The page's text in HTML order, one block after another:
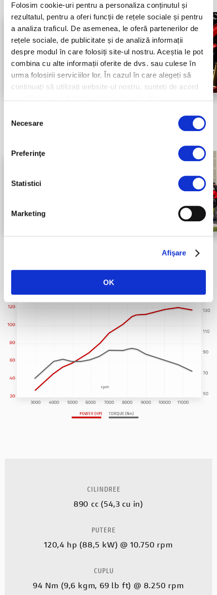
Folosim cookie-uri pentru a personaliza conținutul și
rezultatul, pentru a oferi funcții de rețele sociale și pentru
a analiza traficul. De asemenea, le oferă partenerilor de
rețele sociale, de publicitate și de analiză informații
despre modul în care folosiți site-ul nostru. Aceștia le pot
combina cu alte informații oferite de dvs. sau culese în
urma folosirii serviciilor lor. În cazul în care alegeți să
continuați să utilizați website-ul nostru, sunteți de acord
consimțământului
Necesare
Preferinţe
Statistici
Marketing
Afişare
OK
CILINDREE
890 cc (54,3 cu in)
PUTERE
120,4 hp (88,5 kW) @ 10.750 rpm
CUPLU
94 Nm (9,6 kgm, 69 lb ft) @ 8.250 rpm